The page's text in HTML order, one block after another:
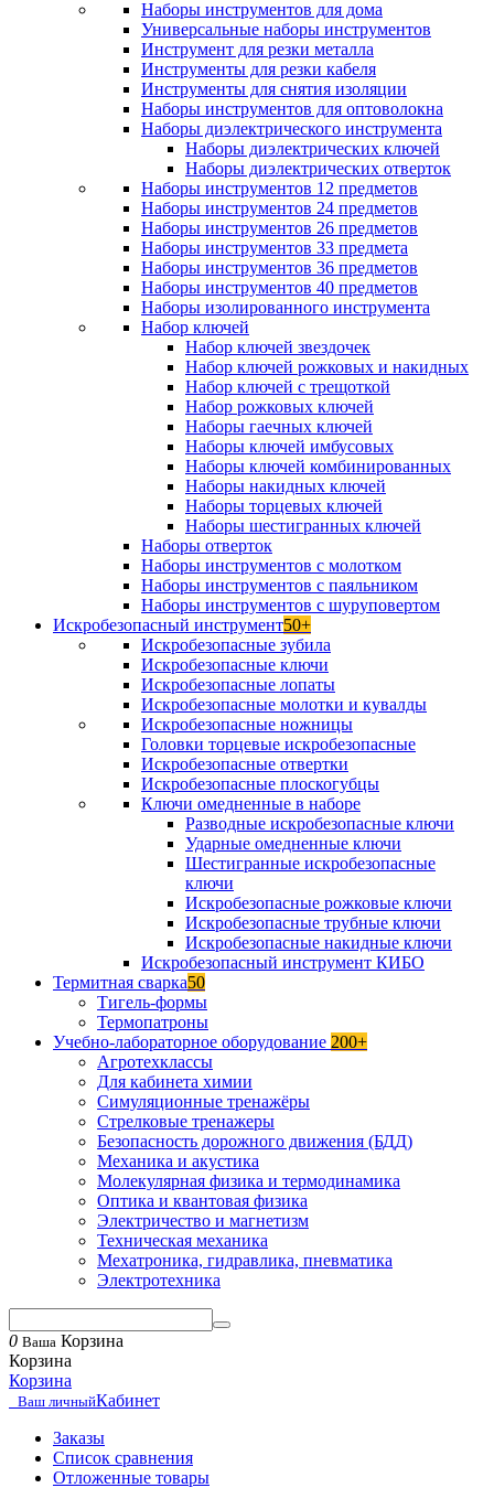
Наборы инструментов для дома
Универсальные наборы инструментов
Инструмент для резки металла
Инструменты для резки кабеля
Инструменты для снятия изоляции
Наборы инструментов для оптоволокна
Наборы диэлектрического инструмента
Наборы диэлектрических ключей
Наборы диэлектрических отверток
Наборы инструментов 12 предметов
Наборы инструментов 24 предметов
Наборы инструментов 26 предметов
Наборы инструментов 33 предмета
Наборы инструментов 36 предметов
Наборы инструментов 40 предметов
Наборы изолированного инструмента
Набор ключей
Набор ключей звездочек
Набор ключей рожковых и накидных
Набор ключей с трещоткой
Набор рожковых ключей
Наборы гаечных ключей
Наборы ключей имбусовых
Наборы ключей комбинированных
Наборы накидных ключей
Наборы торцевых ключей
Наборы шестигранных ключей
Наборы отверток
Наборы инструментов с молотком
Наборы инструментов с паяльником
Наборы инструментов с шуруповертом
Искробезопасный инструмент50+
Искробезопасные зубила
Искробезопасные ключи
Искробезопасные лопаты
Искробезопасные молотки и кувалды
Искробезопасные ножницы
Головки торцевые искробезопасные
Искробезопасные отвертки
Искробезопасные плоскогубцы
Ключи омедненные в наборе
Разводные искробезопасные ключи
Ударные омедненные ключи
Шестигранные искробезопасные
ключи
Искробезопасные рожковые ключи
Искробезопасные трубные ключи
Искробезопасные накидные ключи
Искробезопасный инструмент КИБО
Термитная сварка50
Тигель-формы
Термопатроны
Учебно-лабораторное оборудование 200+
Агротехклассы
Для кабинета химии
Симуляционные тренажёры
Стрелковые тренажеры
Безопасность дорожного движения (БДД)
Механика и акустика
Молекулярная физика и термодинамика
Оптика и квантовая физика
Электричество и магнетизм
Техническая механика
Мехатроника, гидравлика, пневматика
Электротехника
0 Ваша Корзина
Корзина
Корзина
Ваш личныйКабинет
Заказы
Список сравнения
Отложенные товары